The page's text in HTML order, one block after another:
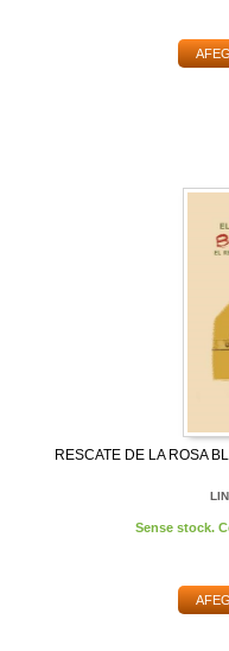
RESCATE DE LA ROSA
Sense stock.